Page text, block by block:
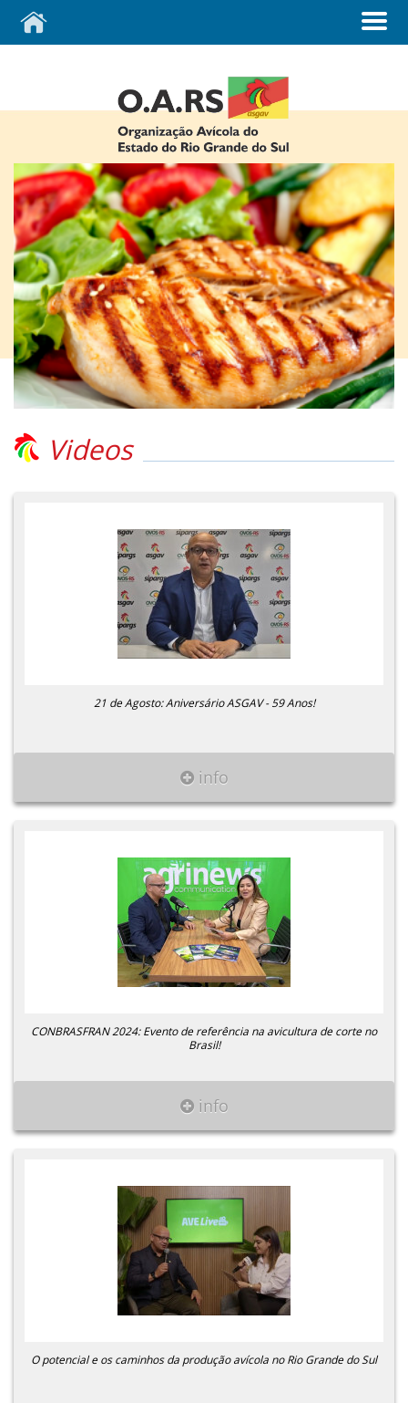
Videos
21 de Agosto: Aniversário ASGAV - 59 Anos!
info
CONBRASFRAN 2024: Evento de referência na avicultura de corte no
Brasil!
info
O potencial e os caminhos da produção avícola no Rio Grande do Sul